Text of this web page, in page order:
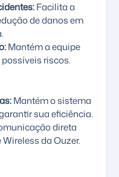
Facilita a
de danos em
Mantém a equipe
riscos.
Mantém o sistema
sua eficiência.
direta
da Ouzer.